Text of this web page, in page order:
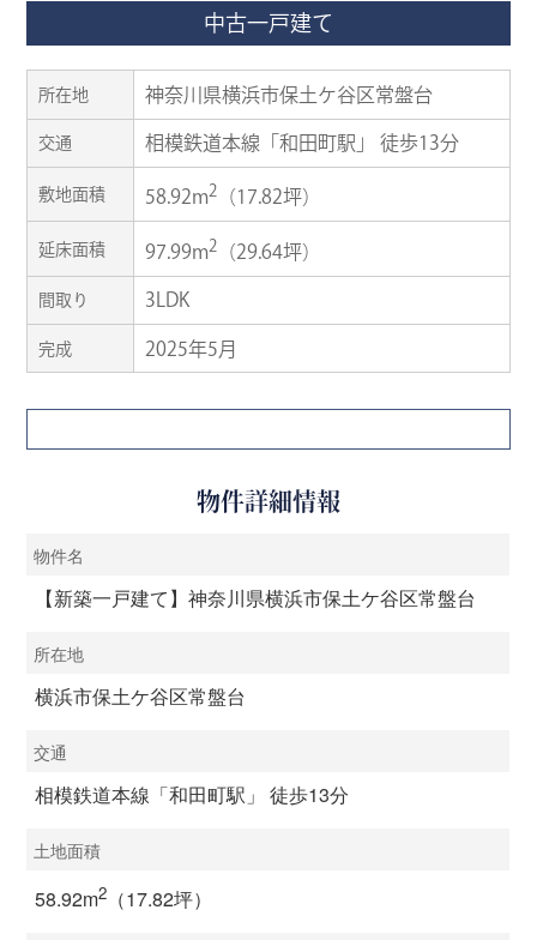
中古一戸建て
所在地 神奈川県横浜市保土ケ谷区常盤台
交通 相模鉄道本線「和田町駅」 徒歩13分
敷地面積 58.92m2 （17.82坪）
延床面積 97.99m2 （29.64坪）
間取り 3LDK
完成 2025年5月
物件詳細情報
物件名
【新築一戸建て】神奈川県横浜市保土ケ谷区常盤台
所在地
横浜市保土ケ谷区常盤台
交通
相模鉄道本線「和田町駅」 徒歩13分
土地面積
58.92m2（17.82坪）